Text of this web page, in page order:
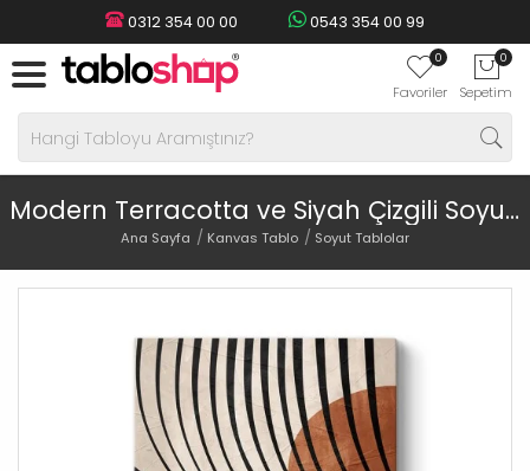
0312 354 00 00 0543 354 00 99
0
Favoriler
0
Sepetim
Modern Terracotta ve Siyah Çizgili Soyut Tablo
Ana Sayfa Kanvas Tablo Soyut Tablolar